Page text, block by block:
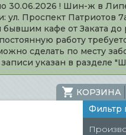
30.06.2026 ! Шин-ж в
Проспект Патриотов
кафе от Заката до
работу
сделать по месту
указан в
КОРЗИНА
Фильтр